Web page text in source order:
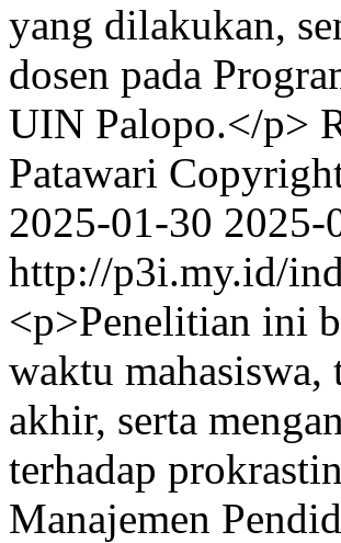
yang dilakukan,
dosen pada
UIN Palopo.</p>
Patawari
2025-01-30 2025-
http://p3i.my.id/
<p>Penelitian ini
waktu
akhir, serta
terhadap
Manajemen